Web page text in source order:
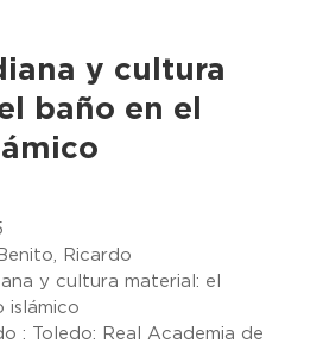
y cultura
baño en el
Ricardo
y cultura material: el
islámico
: Toledo: Real Academia de